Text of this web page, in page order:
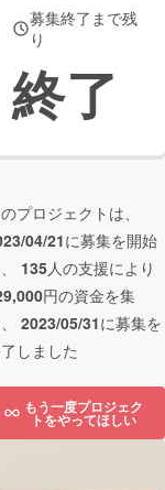
募集終了まで残
り
終了
プロジェクトは、
04/21に募集を開始
135人の支援により
円の資金を集
2023/05/31に募集を
しました
もう一度プロジェク
トをやってほしい